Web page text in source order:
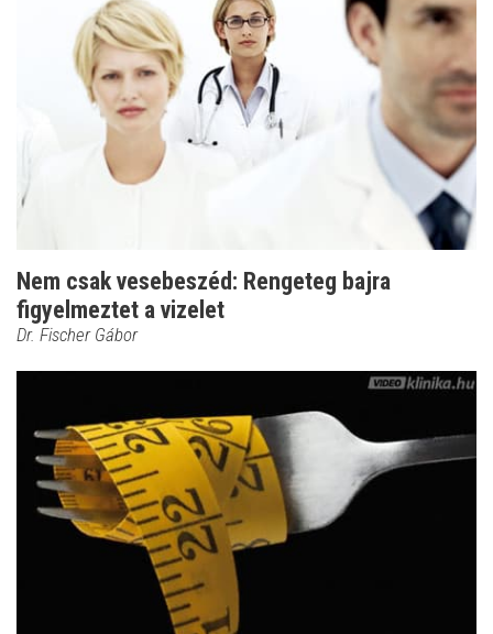
Nem csak vesebeszéd: Rengeteg bajra
figyelmeztet a vizelet
Dr. Fischer Gábor